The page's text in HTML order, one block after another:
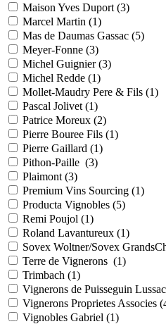
Maison Yves Duport (3)
Marcel Martin (1)
Mas de Daumas Gassac (5)
Meyer-Fonne (3)
Michel Guignier (3)
Michel Redde (1)
Mollet-Maudry Pere & Fils (1)
Pascal Jolivet (1)
Patrice Moreux (2)
Pierre Bouree Fils (1)
Pierre Gaillard (1)
Pithon-Paille (3)
Plaimont (3)
Premium Vins Sourcing (1)
Producta Vignobles (5)
Remi Poujol (1)
Roland Lavantureux (1)
Sovex Woltner/Sovex
Terre de Vignerons (1)
Trimbach (1)
Vignerons de Puisseguin
Vignerons Proprietes Associes (
Vignobles Gabriel (1)